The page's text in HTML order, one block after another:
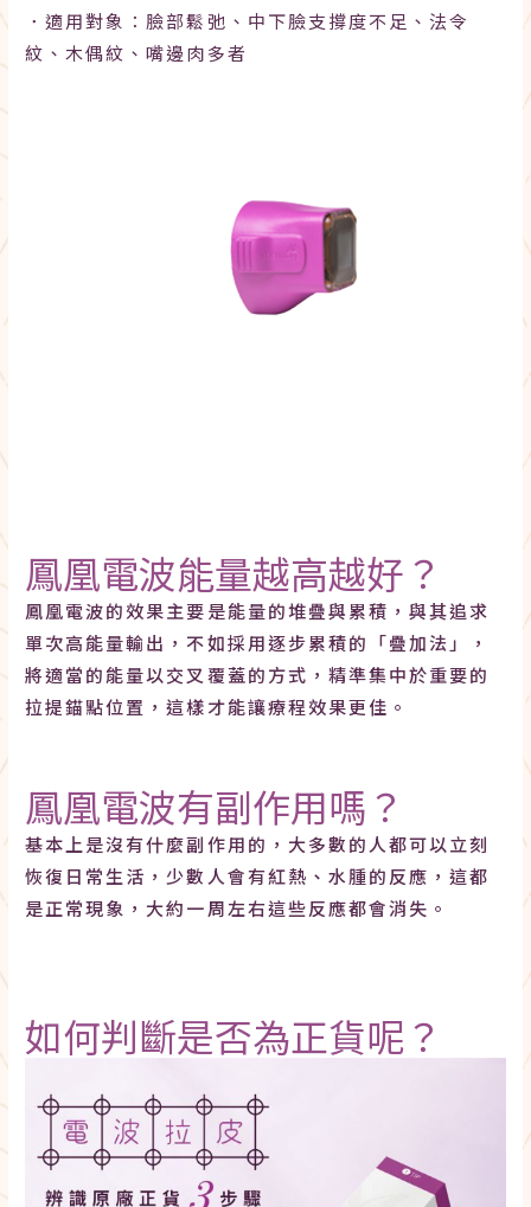
．適用對象：臉部鬆弛、中下臉支撐度不足、法令
紋、木偶紋、嘴邊肉多者
鳳凰電波能量越高越好？
鳳凰電波的效果主要是能量的堆疊與累積，與其追求
單次高能量輸出，不如採用逐步累積的「疊加法」，
將適當的能量以交叉覆蓋的方式，精準集中於重要的
拉提錨點位置，這樣才能讓療程效果更佳。
鳳凰電波有副作用嗎？
基本上是沒有什麼副作用的，大多數的人都可以立刻
恢復日常生活，少數人會有紅熱、水腫的反應，這都
是正常現象，大約一周左右這些反應都會消失。
如何判斷是否為正貨呢？